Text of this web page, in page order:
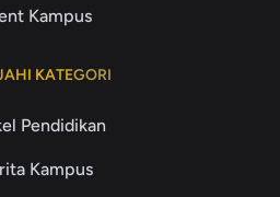
Kampus
KATEGORI
Pendidikan
Kampus